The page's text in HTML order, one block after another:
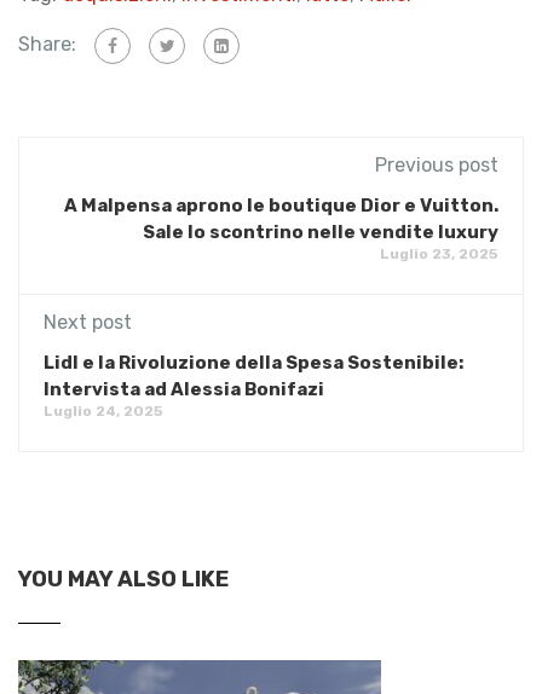
Share:
Previous post
A Malpensa aprono le boutique Dior e Vuitton.
Sale lo scontrino nelle vendite luxury
Luglio 23, 2025
Next post
Lidl e la Rivoluzione della Spesa Sostenibile:
Intervista ad Alessia Bonifazi
Luglio 24, 2025
YOU MAY ALSO LIKE